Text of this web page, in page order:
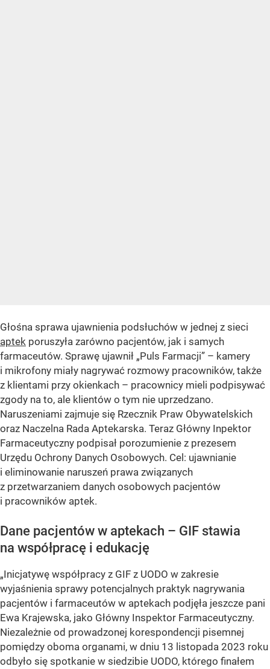
Głośna sprawa ujawnienia podsłuchów w jednej z sieci
aptek poruszyła zarówno pacjentów, jak i samych
farmaceutów. Sprawę ujawnił „Puls Farmacji” – kamery
i mikrofony miały nagrywać rozmowy pracowników, także
z klientami przy okienkach – pracownicy mieli podpisywać
zgody na to, ale klientów o tym nie uprzedzano.
Naruszeniami zajmuje się Rzecznik Praw Obywatelskich
oraz Naczelna Rada Aptekarska. Teraz Główny Inpektor
Farmaceutyczny podpisał porozumienie z prezesem
Urzędu Ochrony Danych Osobowych. Cel: ujawnianie
i eliminowanie naruszeń prawa związanych
z przetwarzaniem danych osobowych pacjentów
i pracowników aptek.
Dane pacjentów w aptekach – GIF stawia
na współpracę i edukację
„Inicjatywę współpracy z GIF z UODO w zakresie
wyjaśnienia sprawy potencjalnych praktyk nagrywania
pacjentów i farmaceutów w aptekach podjęła jeszcze pani
Ewa Krajewska, jako Główny Inspektor Farmaceutyczny.
Niezależnie od prowadzonej korespondencji pisemnej
pomiędzy oboma organami, w dniu 13 listopada 2023 roku
odbyło się spotkanie w siedzibie UODO, którego finałem